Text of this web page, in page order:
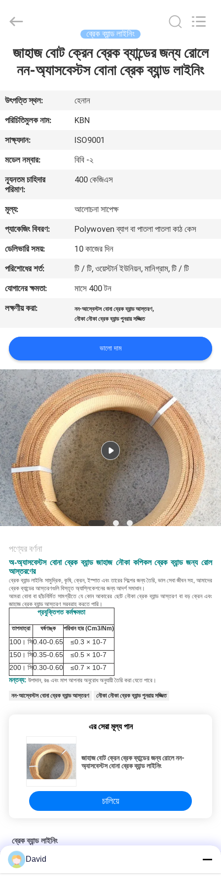
বাড়ি
আমাদের
সম্পর্কে
কারখানা
ভ্রমণ
মান
নিয়ন্ত্রণ
যোগাযোগ
করুন
উদ্ধৃতির
আবেদন
সাইট
ম্যাপ
PRIVACY
POLICY
ব্রেক ব্যান্ড লাইনিং
জাহাজ বোট ক্রেন ব্রেক ব্যান্ডের জন্য রোলে
নন-অ্যাসবেস্টস বোনা ব্রেক ব্যান্ড লাইনিং
উৎপত্তি স্থল:
হেনান
পরিচিতিমুলক নাম:
KBN
সাক্ষ্যদান:
ISO9001
মডেল নম্বার:
বিবি -২
ন্যূনতম চাহিদার
পরিমাণ:
400 কেজিএস
মূল্য:
আলোচনা সাপেক্ষ
প্যাকেজিং বিবরণ:
Polywoven ব্যাগ বা পাতলা পাতলা কাঠ কেস
ডেলিভারি সময়:
10 কাজের দিন
পরিশোধের শর্ত:
টি / টি, ওয়েস্টার্ন ইউনিয়ন, মানিগ্রাম, টি / টি
যোগানের ক্ষমতা:
মাসে 400 টন
লক্ষণীয় করা:
নন-আস্বেস্টস বোনা ব্রেক ব্যান্ড আস্তরণ,
নৌকা নৌকা ব্রেক ব্যান্ড পুনরায় সজ্জিত
ভালো দাম
পণ্যের বর্ণনা
অ-অ্যাসবেস্টস বোনা ব্রেক ব্যান্ড জাহাজ নৌকা কপিকল ব্রেক ব্যান্ড জন্য রোল
আস্তরণের
ব্রেক ব্যান্ড লাইনিং সামুদ্রিক, কৃষি, ক্রেন, ইস্পাত এবং তারের শিল্পের জন্য তৈরি, ভাল সেবা জীবন সহ, আমাদের
ব্রেক ব্যান্ডের আস্তরণগুলি বিস্তৃত অ্যাপ্লিকেশনের জন্য আদর্শ সমাধান।
আমরা বোনা বা ছাঁচনির্মিত সামগ্রীতে যে কোন আকারের ছোট নৌকা ব্রেক ব্যান্ড আস্তরণ বা বড় ক্রেন এবং
জাহাজ ব্রেক ব্যান্ড আস্তরণ সরবরাহ করতে পারি।
প্রযুক্তিগত কর্মক্ষমতা
তাপমাত্রা ঘর্ষণাঙ্ক পরিধান হার (Cm3/Nm)
100। সি0.40-0.65 ≤0.3 × 10-7
150। সি0.35-0.65 ≤0.5 × 10-7
200। সি0.30-0.60 ≤0.7 × 10-7
মন্তব্য: উপাদান, রঙ এবং মাপ আপনার অনুরোধ অনুযায়ী তৈরি করা যেতে পারে।
নন-আস্বেস্টস বোনা ব্রেক ব্যান্ড আস্তরণ নৌকা নৌকা ব্রেক ব্যান্ড পুনরায় সজ্জিত
এর সেরা মূল্য পান
জাহাজ বোট ক্রেন ব্রেক ব্যান্ডের জন্য রোলে নন-
অ্যাসবেস্টস বোনা ব্রেক ব্যান্ড লাইনিং
চালিয়ে
ব্রেক ব্যান্ড লাইনিং
ফার্ম ট্র্যাক্টর বোনা ব্রেক ব্যান্ড লাইনিং অ্যাসবেস্টস ফ্রি ট্র্যাক্টর FIAT 480 এর জন্য
David